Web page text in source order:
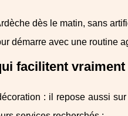
dès le matin, sans
démarre avec une routine
facilitent
: il repose aussi